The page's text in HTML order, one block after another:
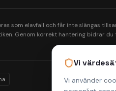
Vi
Vi använder
som elavfall och får inte slängas
Genom korrekt hantering bidrar